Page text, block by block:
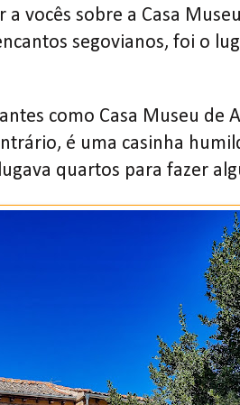
a vocês sobre a Casa
segovianos, foi o
como Casa Museu de
é uma casinha
quartos para fazer